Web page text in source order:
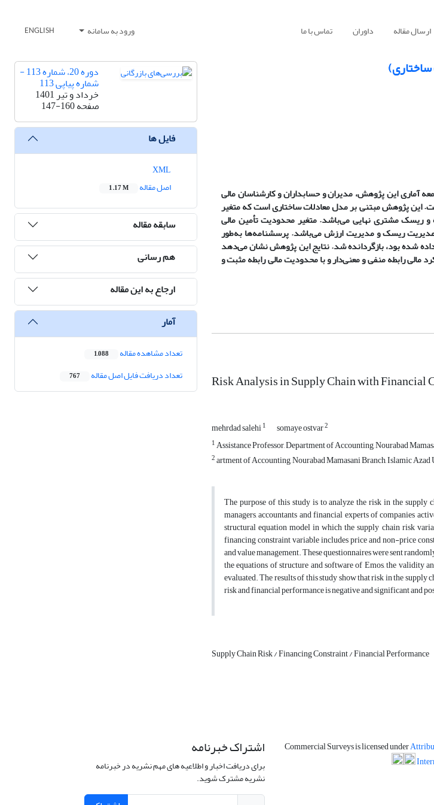
ارسال مقاله داوران تماس با ما ورود به سامانه ENGLISH
آماری این پژوهش، مدیران و حسابداران و کارشناسان مالی
این پژوهش مبتنی بر مدل معادلات ساختاری است که متغیر
و ریسک مشتری نهایی میباشد. متغیر محدودیت تأمین مالی
مدیریت ریسک و مدیریت ارزش میباشد. پرسشنامهها بهطور
دهد
مالی رابطه منفی و معنیدار و با محدودیت مالی رابطه مثبت و
Risk Analysis in Supply Chain with Financial
mehrdad salehi1 somaye ostvar2
1Assistance Professor, Department of Accounting, Nourabad
2artment of Accounting, Nourabad Mamasani Branch, Islamic
The purpose of this study is to analyze the risk in the
managers, accountants and financial experts of companies
structural equation model in which the supply chain risk
financing constraint variable includes price and non-price
and value management. These questionnaires were sent
the equations of structure and software of Emos, the validity
evaluated. The results of this study show that risk in the
risk and financial performance is negative and significant and
Supply Chain Risk / Financing Constraint / Financial Performance
دوره 20، شماره 113 -
شماره پیاپی 113
خرداد و تیر 1401
صفحه147-160
فایل ها
اصل مقاله
1.17 M
سابقه مقاله
هم رسانی
ارجاع به این مقاله
آمار
تعداد مشاهده مقاله 1,088
تعداد دریافت فایل اصل مقاله 767
Commercial Surveys is licensed under اشتراک خبرنامه
برای دریافت اخبار و اطلاعیه های مهم نشریه در خبرنامه
نشریه مشترک شوید.